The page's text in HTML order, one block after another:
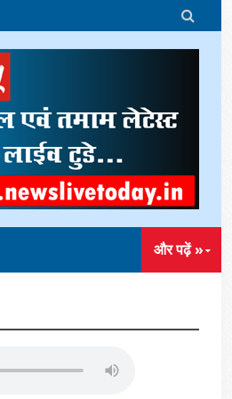

और पढ़ें »